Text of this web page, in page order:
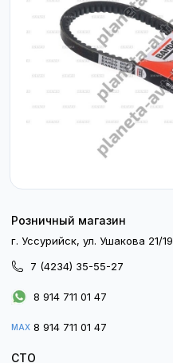
Розничный магазин
г. Уссурийск, ул. Ушакова 21/19
7 (4234) 35-55-27
8 914 711 01 47
MAX 8 914 711 01 47
СТО